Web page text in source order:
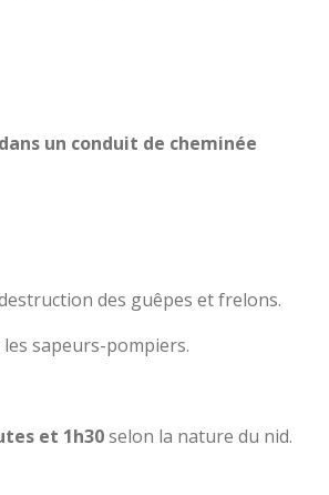
un conduit de cheminée
des guêpes et frelons.
sapeurs-pompiers.
et 1h30selon la nature du nid.